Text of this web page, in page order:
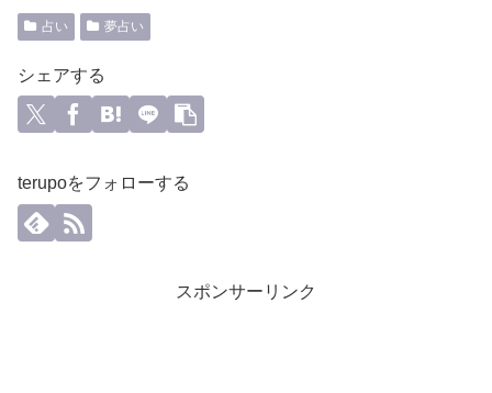
占い 夢占い
シェアする
terupoをフォローする
スポンサーリンク